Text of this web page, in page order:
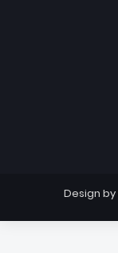
Design by